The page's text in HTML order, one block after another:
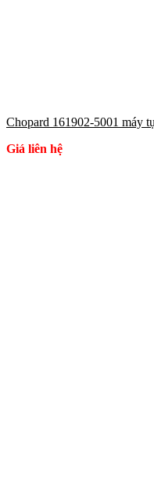
Chopard 161902-5001 máy
Giá liên hệ